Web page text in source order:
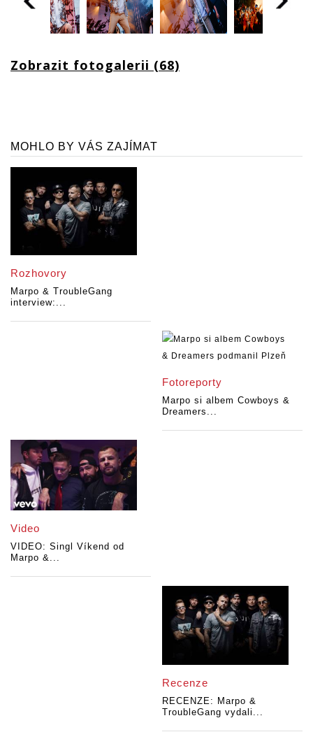
Zobrazit fotogalerii (68)
MOHLO BY VÁS ZAJÍMAT
Rozhovory
Marpo & TroubleGang
interview:...
Fotoreporty
Marpo si albem Cowboys &
Dreamers...
Video
VIDEO: Singl Víkend od
Marpo &...
Recenze
RECENZE: Marpo &
TroubleGang vydali...